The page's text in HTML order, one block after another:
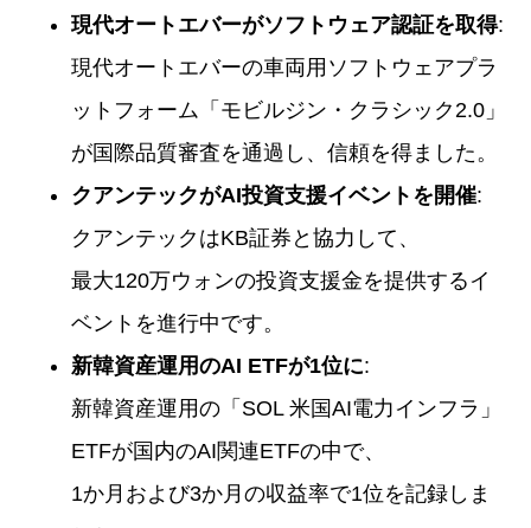
現代オートエバーがソフトウェア認証を取得:
現代オートエバーの車両用ソフトウェアプラ
ットフォーム「モビルジン・クラシック2.0」
が国際品質審査を通過し、信頼を得ました。
クアンテックがAI投資支援イベントを開催:
クアンテックはKB証券と協力して、
最大120万ウォンの投資支援金を提供するイ
ベントを進行中です。
新韓資産運用のAI ETFが1位に:
新韓資産運用の「SOL 米国AI電力インフラ」
ETFが国内のAI関連ETFの中で、
1か月および3か月の収益率で1位を記録しま